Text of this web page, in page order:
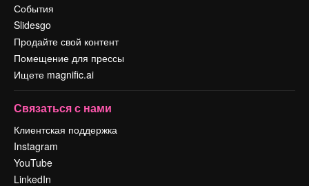
События
Slidesgo
Продайте свой контент
Помещение для прессы
Ищете magnific.ai
Связаться с нами
Клиентская поддержка
Instagram
YouTube
LinkedIn